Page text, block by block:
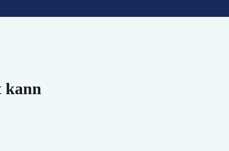
kann